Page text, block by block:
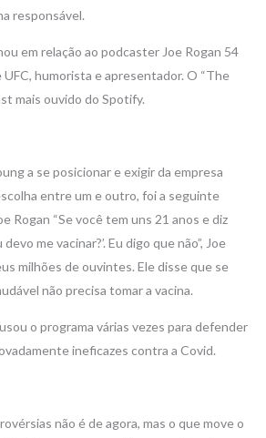
responsável.
em relação ao podcaster Joe Rogan 54
humorista e apresentador. O “The
mais ouvido do Spotify.
a se posicionar e exigir da empresa
entre um e outro, foi a seguinte
Rogan “Se você tem uns 21 anos e diz
me vacinar?’. Eu digo que não”, Joe
milhões de ouvintes. Ele disse que se
não precisa tomar a vacina.
o programa várias vezes para defender
ineficazes contra a Covid.
não é de agora, mas o que move o